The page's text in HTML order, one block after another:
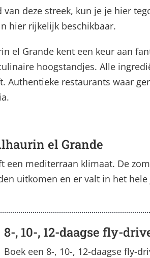
deze streek, kun je je hier
hier rijkelijk beschikbaar.
el Grande kent een keur aan
hoogstandjes. Alle
Authentieke restaurants waar
el Grande
een mediterraan klimaat. De
uitkomen en er valt in het
8-, 10-, 12-daagse fly-
Boek een 8-, 10-, 12-daagse fly-